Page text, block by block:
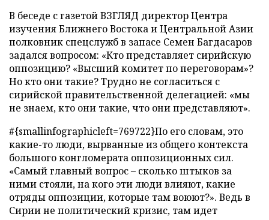
В беседе с газетой ВЗГЛЯД директор Центра
изучения Ближнего Востока и Центральной Азии
полковник спецслужб в запасе Семен Багдасаров
задался вопросом: «Кто представляет сирийскую
оппозицию? «Высший комитет по переговорам»?
Но кто они такие? Трудно не согласиться с
сирийской правительственной делегацией: «мы
не знаем, кто они такие, что они представляют».
#{smallinfographicleft=769722}По его словам, это
какие-то люди, вырванные из общего контекста
большого конгломерата оппозиционных сил.
«Самый главный вопрос – сколько штыков за
ними стояли, на кого эти люди влияют, какие
отряды оппозиции, которые там воюют?». Ведь в
Сирии не политический кризис, там идет